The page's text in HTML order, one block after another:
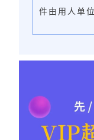
件由用人单